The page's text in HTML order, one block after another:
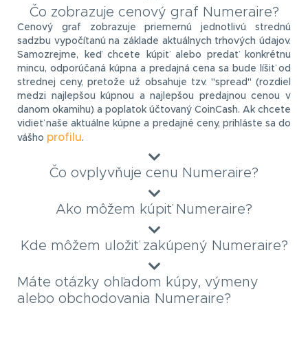
Čo zobrazuje cenový graf Numeraire?
Cenový graf zobrazuje priemernú jednotlivú strednú
sadzbu vypočítanú na základe aktuálnych trhových údajov.
Samozrejme, keď chcete kúpiť alebo predať konkrétnu
mincu, odporúčaná kúpna a predajná cena sa bude líšiť od
strednej ceny, pretože už obsahuje tzv. "spread" (rozdiel
medzi najlepšou kúpnou a najlepšou predajnou cenou v
danom okamihu) a poplatok účtovaný CoinCash. Ak chcete
vidieť naše aktuálne kúpne a predajné ceny, prihláste sa do
vášho profilu.
Čo ovplyvňuje cenu Numeraire?
Ako môžem kúpiť Numeraire?
Kde môžem uložiť zakúpený Numeraire?
Máte otázky ohľadom kúpy, výmeny
alebo obchodovania Numeraire?